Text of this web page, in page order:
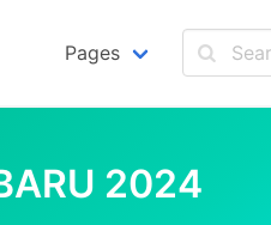
Pages
2024